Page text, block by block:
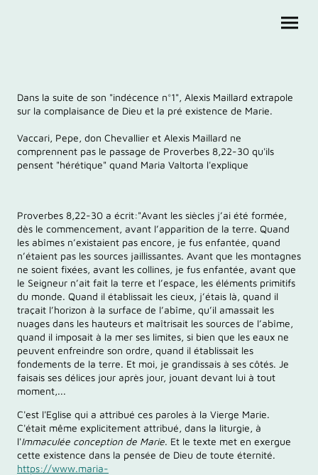
Dans la suite de son "indécence n°1", Alexis Maillard extrapole
sur la complaisance de Dieu et la pré existence de Marie.
Vaccari, Pepe, don Chevallier et Alexis Maillard ne
comprennent pas le passage de Proverbes 8,22-30 qu'ils
pensent "hérétique" quand Maria Valtorta l'explique
Proverbes 8,22-30 a écrit:"Avant les siècles j’ai été formée,
dès le commencement, avant l’apparition de la terre. Quand
les abîmes n’existaient pas encore, je fus enfantée, quand
n’étaient pas les sources jaillissantes. Avant que les montagnes
ne soient fixées, avant les collines, je fus enfantée, avant que
le Seigneur n’ait fait la terre et l’espace, les éléments primitifs
du monde. Quand il établissait les cieux, j’étais là, quand il
traçait l’horizon à la surface de l’abîme, qu’il amassait les
nuages dans les hauteurs et maîtrisait les sources de l’abîme,
quand il imposait à la mer ses limites, si bien que les eaux ne
peuvent enfreindre son ordre, quand il établissait les
fondements de la terre. Et moi, je grandissais à ses côtés. Je
faisais ses délices jour après jour, jouant devant lui à tout
moment,...
C'est l'Eglise qui a attribué ces paroles à la Vierge Marie.
C'était même explicitement attribué, dans la liturgie, à
l'Immaculée conception de Marie. Et le texte met en exergue
cette existence dans la pensée de Dieu de toute éternité.
https://www.maria-